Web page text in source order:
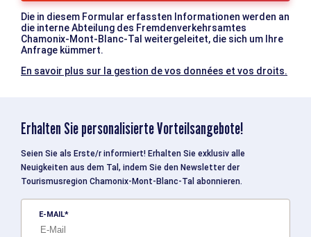
Die in diesem Formular erfassten Informationen werden an
die interne Abteilung des Fremdenverkehrsamtes
Chamonix-Mont-Blanc-Tal weitergeleitet, die sich um Ihre
Anfrage kümmert.
En savoir plus sur la gestion de vos données et vos droits.
Erhalten Sie personalisierte Vorteilsangebote!
Seien Sie als Erste/r informiert! Erhalten Sie exklusiv alle
Neuigkeiten aus dem Tal, indem Sie den Newsletter der
Tourismusregion Chamonix-Mont-Blanc-Tal abonnieren.
E-MAIL